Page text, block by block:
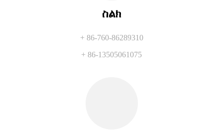
ስልክ
+ 86-760-86289310
+ 86-13505061075